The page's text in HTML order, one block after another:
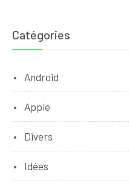
Catégories
Android
Apple
Divers
Idées